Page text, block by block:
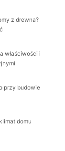
z drewna?
właściwości i
przy budowie
domu